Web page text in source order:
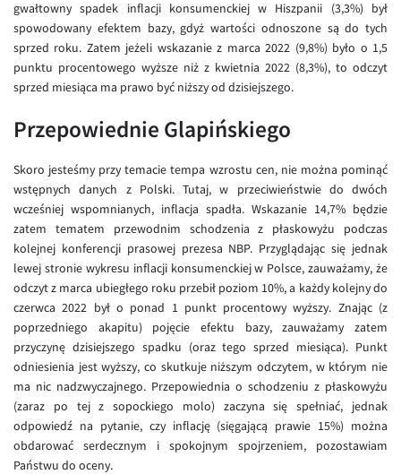
JPY/PLN
NZD/PLN
RON/PLN
TRY/PLN
ZAR/PLN
EUR/USD
EUR/GBP
EUR/CHF
EUR/CZK
EUR/DKK
EUR/NOK
EUR/SEK
EUR/AUD
EUR/BGN
EUR/CAD
Przelewy zagraniczne
Słowniczek
gwałtowny spadek inflacji konsumenckiej w Hiszpanii (3,3%) był
spowodowany efektem bazy, gdyż wartości odnoszone są do tych
sprzed roku. Zatem jeżeli wskazanie z marca 2022 (9,8%) było o 1,5
punktu procentowego wyższe niż z kwietnia 2022 (8,3%), to odczyt
sprzed miesiąca ma prawo być niższy od dzisiejszego.
Przepowiednie Glapińskiego
Skoro jesteśmy przy temacie tempa wzrostu cen, nie można pominąć
wstępnych danych z Polski. Tutaj, w przeciwieństwie do dwóch
wcześniej wspomnianych, inflacja spadła. Wskazanie 14,7% będzie
zatem tematem przewodnim schodzenia z płaskowyżu podczas
kolejnej konferencji prasowej prezesa NBP. Przyglądając się jednak
lewej stronie wykresu inflacji konsumenckiej w Polsce, zauważamy, że
odczyt z marca ubiegłego roku przebił poziom 10%, a każdy kolejny do
czerwca 2022 był o ponad 1 punkt procentowy wyższy. Znając (z
poprzedniego akapitu) pojęcie efektu bazy, zauważamy zatem
przyczynę dzisiejszego spadku (oraz tego sprzed miesiąca). Punkt
odniesienia jest wyższy, co skutkuje niższym odczytem, w którym nie
ma nic nadzwyczajnego. Przepowiednia o schodzeniu z płaskowyżu
(zaraz po tej z sopockiego molo) zaczyna się spełniać, jednak
odpowiedź na pytanie, czy inflację (sięgającą prawie 15%) można
obdarować serdecznym i spokojnym spojrzeniem, pozostawiam
Państwu do oceny.